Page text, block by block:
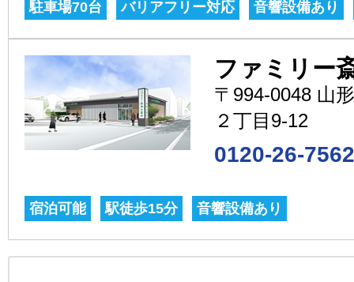
駐車場70台 バリアフリー対応 音響設備あり
ファミリー
〒994-0048 山
２丁目9-12
0120-26-7562
宿泊可能 駅徒歩15分 音響設備あり